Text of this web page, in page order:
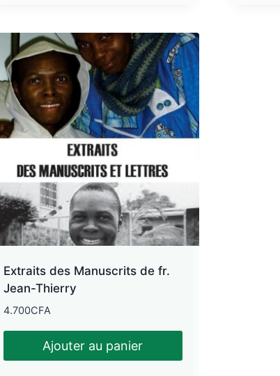
Extraits des Manuscrits de fr.
Jean-Thierry
4.700CFA
Ajouter au panier